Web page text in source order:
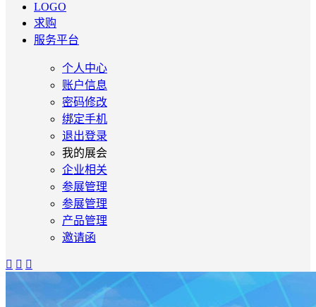
LOGO
求购
服务平台
个人中心
账户信息
密码修改
绑定手机
退出登录
我的展会
企业相关
参展管理
参展管理
产品管理
邀请函
  